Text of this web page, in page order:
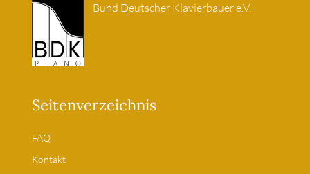
Bund Deutscher Klavierbauer e.V.
Seitenverzeichnis
FAQ
Kontakt